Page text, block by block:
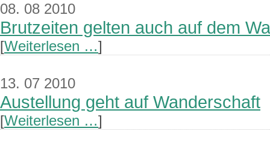
08. 08 2010
Brutzeiten gelten auch auf dem
[Weiterlesen …]
13. 07 2010
Austellung geht auf Wanderschaft
[Weiterlesen …]